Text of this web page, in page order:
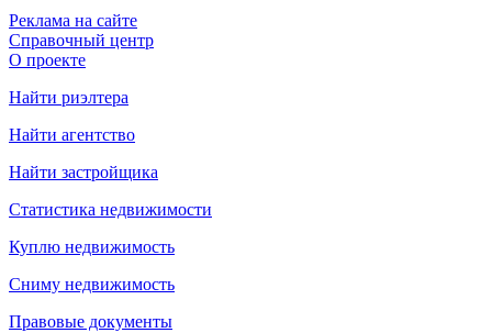
Реклама на сайте
Справочный центр
О проекте
Найти риэлтера
Найти агентство
Найти застройщика
Статистика недвижимости
Куплю недвижимость
Сниму недвижимость
Правовые документы